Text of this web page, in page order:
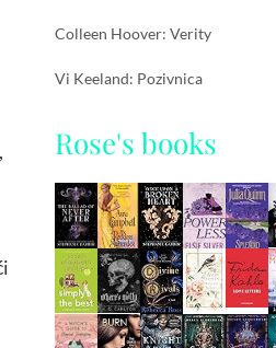
Colleen Hoover: Verity
Vi Keeland: Pozivnica
Rose's books